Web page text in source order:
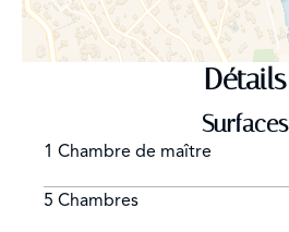
Détails
Surfaces
1 Chambre de maître
5 Chambres